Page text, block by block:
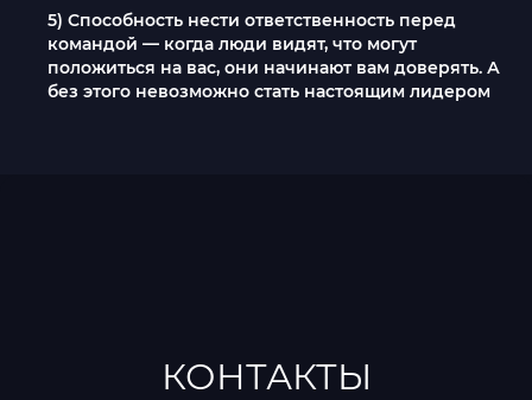
5) Способность нести ответственность перед
командой — когда люди видят, что могут
положиться на вас, они начинают вам доверять. А
без этого невозможно стать настоящим лидером
КОНТАКТЫ